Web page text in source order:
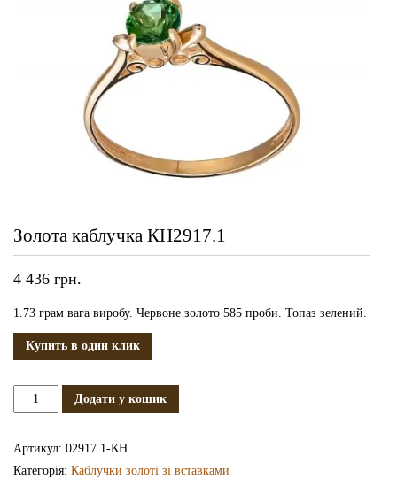
Золота каблучка КН2917.1
4 436 грн.
1.73 грам вага виробу. Червоне золото 585 проби. Топаз зелений.
Купить в один клик
Золота
Додати у кошик
Артикул: 02917.1-КН
Категорія: Каблучки золоті зі вставками